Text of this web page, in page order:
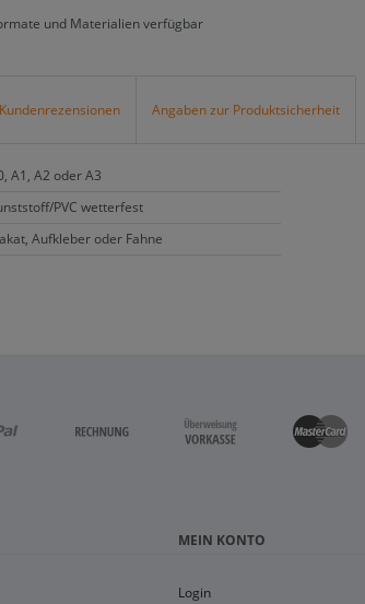
und Materialien verfügbar
Kundenrezensionen Angaben zur Produktsicherheit
A1, A2 oder A3
PVC wetterfest
Aufkleber oder Fahne
MEIN KONTO
Login